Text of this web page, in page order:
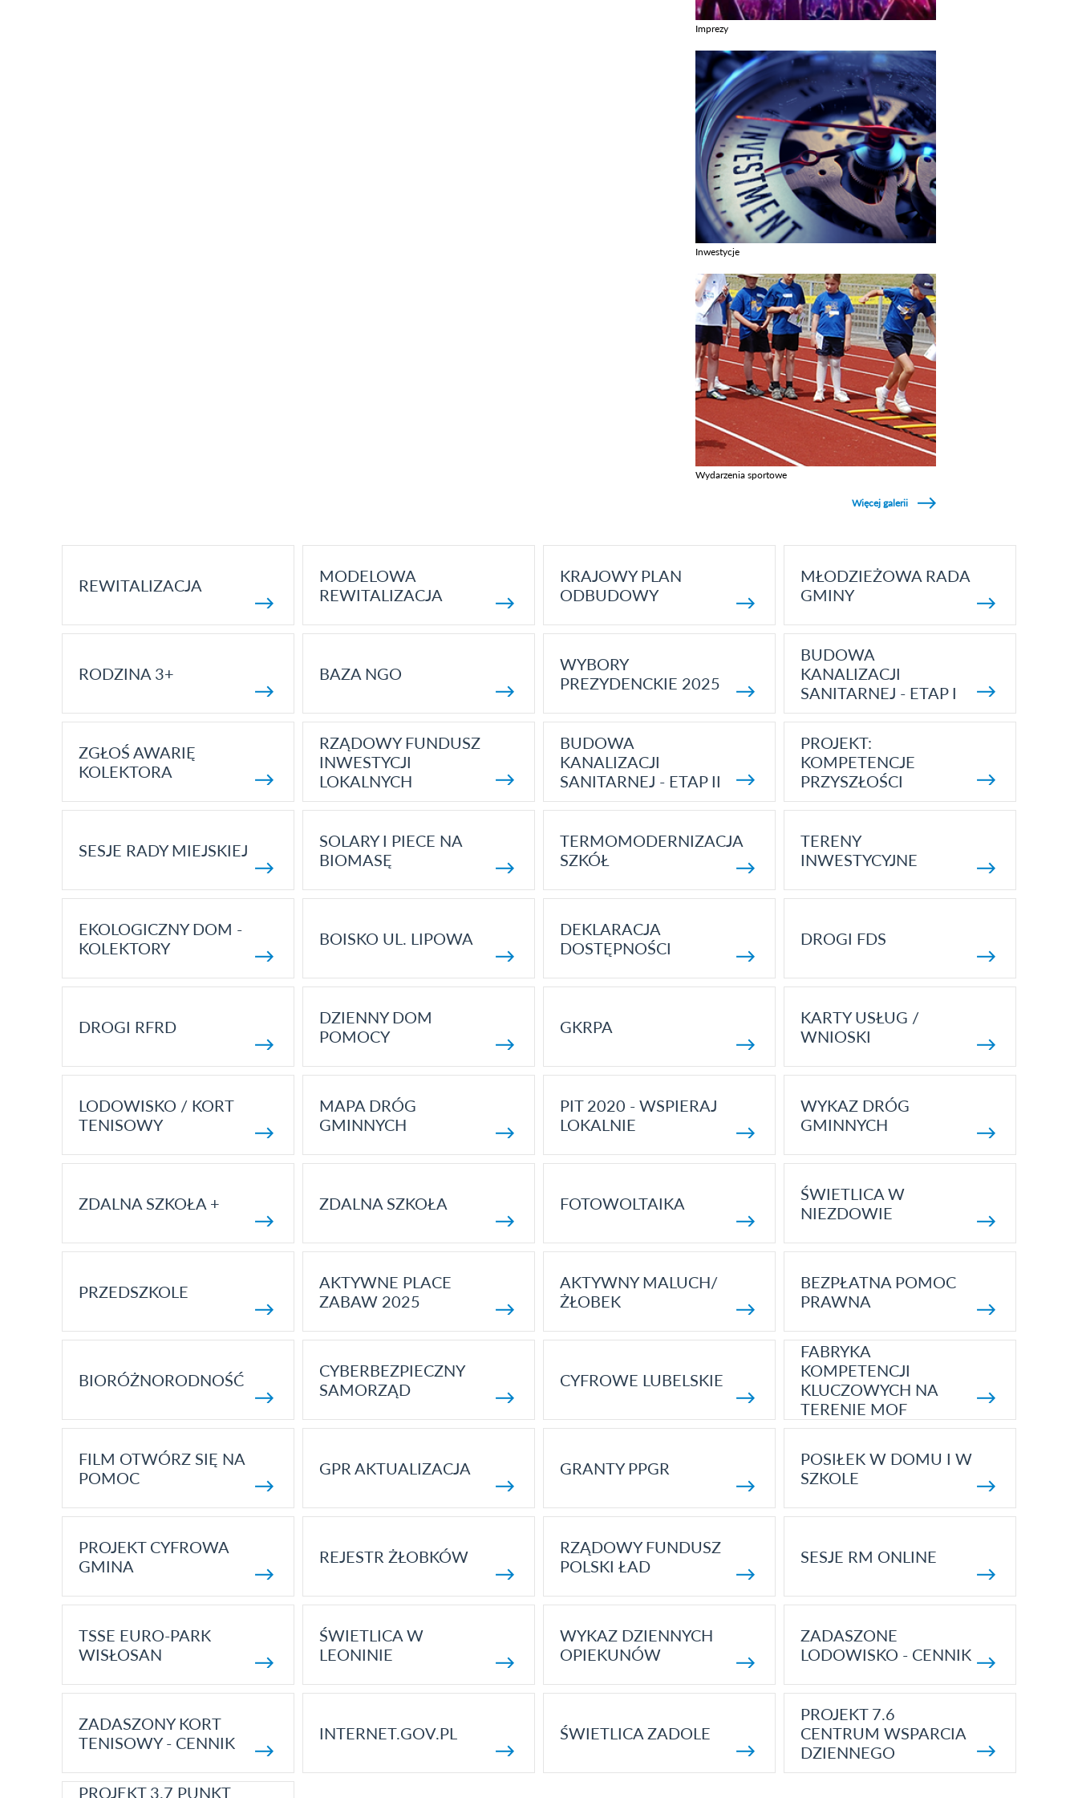
Imprezy
Inwestycje
Wydarzenia sportowe
Więcej galerii
REWITALIZACJA
MODELOWA
REWITALIZACJA
KRAJOWY PLAN
ODBUDOWY
MŁODZIEŻOWA RADA
GMINY
RODZINA 3+ BAZA NGO
WYBORY
PREZYDENCKIE 2025
BUDOWA
KANALIZACJI
SANITARNEJ - ETAP I
ZGŁOŚ AWARIĘ
KOLEKTORA
RZĄDOWY FUNDUSZ
INWESTYCJI
LOKALNYCH
BUDOWA
KANALIZACJI
SANITARNEJ - ETAP II
PROJEKT:
KOMPETENCJE
PRZYSZŁOŚCI
SESJE RADY MIEJSKIEJ
SOLARY I PIECE NA
BIOMASĘ
TERMOMODERNIZACJA
SZKÓŁ
TERENY
INWESTYCYJNE
EKOLOGICZNY DOM -
KOLEKTORY
BOISKO UL. LIPOWA
DEKLARACJA
DOSTĘPNOŚCI
DROGI FDS
DROGI RFRD
DZIENNY DOM
POMOCY
GKRPA
KARTY USŁUG /
WNIOSKI
LODOWISKO / KORT
TENISOWY
MAPA DRÓG
GMINNYCH
PIT 2020 - WSPIERAJ
LOKALNIE
WYKAZ DRÓG
GMINNYCH
ZDALNA SZKOŁA + ZDALNA SZKOŁA FOTOWOLTAIKA
ŚWIETLICA W
NIEZDOWIE
PRZEDSZKOLE
AKTYWNE PLACE
ZABAW 2025
AKTYWNY MALUCH/
ŻŁOBEK
BEZPŁATNA POMOC
PRAWNA
BIORÓŻNORODNOŚĆ
CYBERBEZPIECZNY
SAMORZĄD
CYFROWE LUBELSKIE
FABRYKA
KOMPETENCJI
KLUCZOWYCH NA
TERENIE MOF
FILM OTWÓRZ SIĘ NA
POMOC
GPR AKTUALIZACJA GRANTY PPGR
POSIŁEK W DOMU I W
SZKOLE
PROJEKT CYFROWA
GMINA
REJESTR ŻŁOBKÓW
RZĄDOWY FUNDUSZ
POLSKI ŁAD
SESJE RM ONLINE
TSSE EURO-PARK
WISŁOSAN
ŚWIETLICA W
LEONINIE
WYKAZ DZIENNYCH
OPIEKUNÓW
ZADASZONE
LODOWISKO - CENNIK
ZADASZONY KORT
TENISOWY - CENNIK
INTERNET.GOV.PL ŚWIETLICA ZADOLE
PROJEKT 7.6
CENTRUM WSPARCIA
DZIENNEGO
PROJEKT 3.7 PUNKT